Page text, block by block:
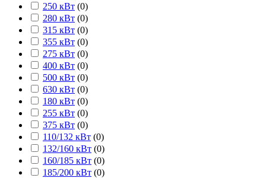
250 кВт (0)
280 кВт (0)
315 кВт (0)
355 кВт (0)
275 кВт (0)
400 кВт (0)
500 кВт (0)
630 кВт (0)
180 кВт (0)
255 кВт (0)
375 кВт (0)
110/132 кВт (0)
132/160 кВт (0)
160/185 кВт (0)
185/200 кВт (0)